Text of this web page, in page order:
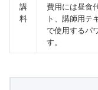
講
料
費用には昼食
ト、講師用テ
で使用するパ
す。